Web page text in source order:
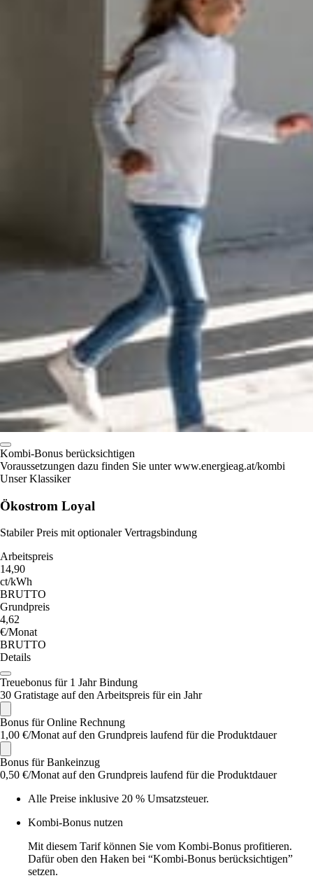
Kombi-Bonus berücksichtigen
Voraussetzungen dazu finden Sie unter www.energieag.at/kombi
Unser Klassiker
Ökostrom Loyal
Stabiler Preis mit optionaler Vertragsbindung
Arbeitspreis
14,90
ct/kWh
BRUTTO
Grundpreis
4,62
€/Monat
BRUTTO
Details
Treuebonus für 1 Jahr Bindung
30 Gratistage auf den Arbeitspreis für ein Jahr
Bonus für Online Rechnung
1,00 €/Monat auf den Grundpreis laufend für die Produktdauer
Bonus für Bankeinzug
0,50 €/Monat auf den Grundpreis laufend für die Produktdauer
Alle Preise inklusive 20 % Umsatzsteuer.
Kombi-Bonus nutzen
Mit diesem Tarif können Sie vom Kombi-Bonus profitieren.
Dafür oben den Haken bei “Kombi-Bonus berücksichtigen”
setzen.